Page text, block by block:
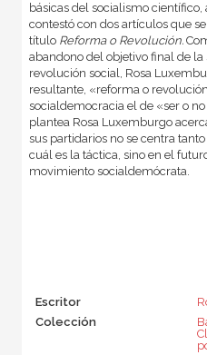
básicas del socialismo
contestó con dos artículos que
título Reforma o Revolución.
abandono del objetivo final de la
revolución social, Rosa
resultante, «reforma o
socialdemocracia el de «ser o
plantea Rosa Luxemburgo
sus partidarios no se centra
cuál es la táctica, sino en el
movimiento socialdemócrata.
Escritor
Colección